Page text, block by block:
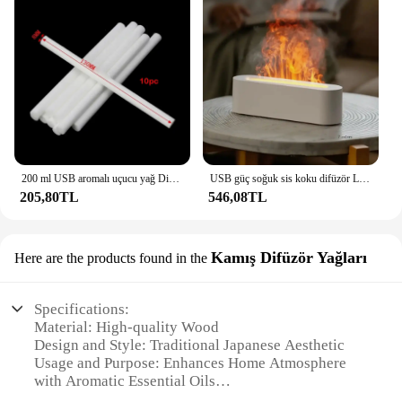
200 ml USB aromalı uçucu yağ Difüzör Ultrasonik Mini Nemlendirici Hava Temizleme Cihazı Ofis Ev için 7 Renk Değişimi LED Gece Lambası
205,80TL
USB güç soğuk sis koku difüzör Led renk değiştirme odası Room hava alev nemlendirici aromatik uçucu yağ difüzör Diffuser di
546,08TL
Here are the products found in the Kamış Difüzör Yağları
Specifications:
Material: High-quality Wood
Design and Style: Traditional Japanese Aesthetic
Usage and Purpose: Enhances Home Atmosphere
with Aromatic Essential Oils